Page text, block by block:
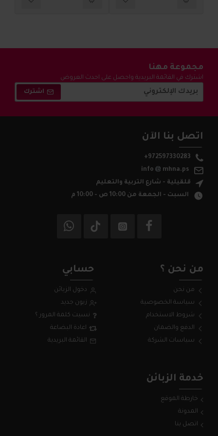
مجموعة مهنا
اشترك في القائمة البريدية واحصل على احدث العروض
والتخفيضات !
اشترك
اتصل بنا الآن
+972597330283
info
mhna.ps
قلقيلية - شارع التربية والتعليم
السبت - الجمعة من 10:00 ص - 10:00 م
من نحن ؟
من نحن
سياسة الخصوصية
شروط الاستخدام
الدفع والضمان
سياسات الشركة
حسابي
دخول الزبائن
زبون جديد
نسيت كلمة المرور ؟
اعادة البضاعة
القائمة البريدية
خدمة الزبائن
خارطة الموقع
المدونة
اتصل بنا